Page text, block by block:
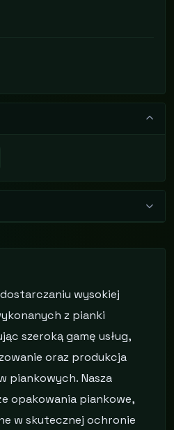
wysokiej
z pianki
szeroką gamę usług,
oraz produkcja
piankowych. Nasza
opakowania piankowe,
w skutecznej ochronie